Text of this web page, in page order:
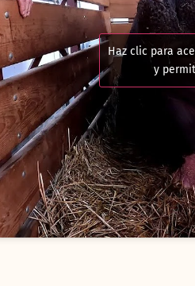
Haz clic para
y